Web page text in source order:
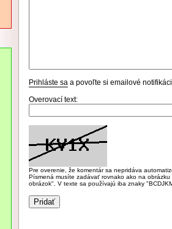
Prihláste sa a povoľte si emailové
Overovací text:
Pre overenie, že komentár sa nepridáva
Písmená musíte zadávať rovnako ako na
obrázok". V texte sa používajú iba znaky